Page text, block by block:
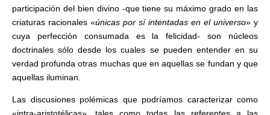
participación del bien divino -que tiene su máximo grado en las
criaturas racionales «únicas por sí intentadas en el universo» y
cuya perfección consumada es la felicidad- son núcleos
doctrinales sólo desde los cuales se pueden entender en su
verdad profunda otras muchas que en aquellas se fundan y que
aquellas iluminan.
Las discusiones polémicas que podríamos caracterizar como